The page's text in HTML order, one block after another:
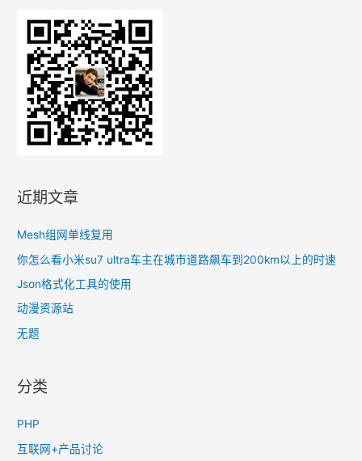
近期文章
Mesh组网单线复用
你怎么看小米su7 ultra车主在城市道路飙车到200km以上的时速
Json格式化工具的使用
动漫资源站
无题
分类
PHP
互联网+产品讨论